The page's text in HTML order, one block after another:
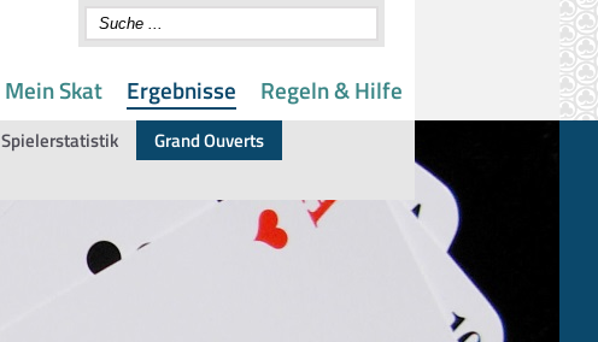
Mein Skat Ergebnisse
Spielerstatistik
Grand Ouverts
Regeln & Hilfe